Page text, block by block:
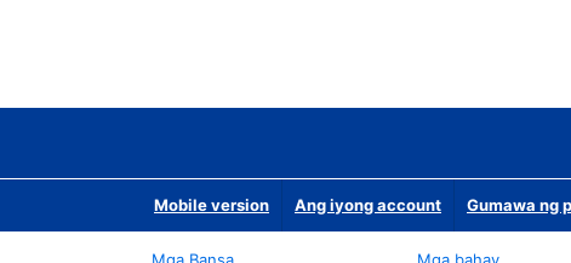
Mobile version Ang iyong account Gumawa ng